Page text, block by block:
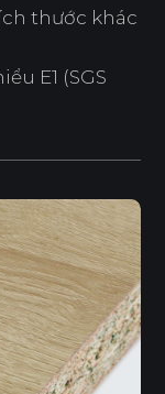
thước khác
E1 (SGS